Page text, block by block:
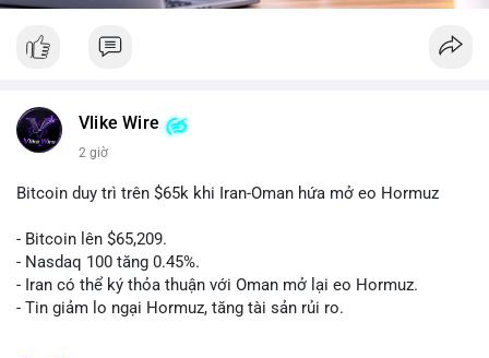
Vlike Wire
2 giờ
Bitcoin duy trì trên $65k khi Iran-Oman hứa mở eo Hormuz
- Bitcoin lên $65,209.
- Nasdaq 100 tăng 0.45%.
- Iran có thể ký thỏa thuận với Oman mở lại eo Hormuz.
- Tin giảm lo ngại Hormuz, tăng tài sản rủi ro.